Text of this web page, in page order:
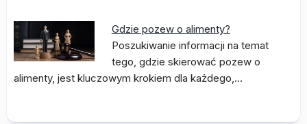
Gdzie pozew o alimenty?
Poszukiwanie informacji na temat
tego, gdzie skierować pozew o
alimenty, jest kluczowym krokiem dla każdego,…